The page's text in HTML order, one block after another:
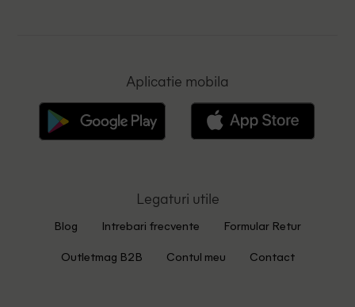
Aplicatie mobila
Legaturi utile
Blog Intrebari frecvente Formular Retur
Outletmag B2B Contul meu Contact